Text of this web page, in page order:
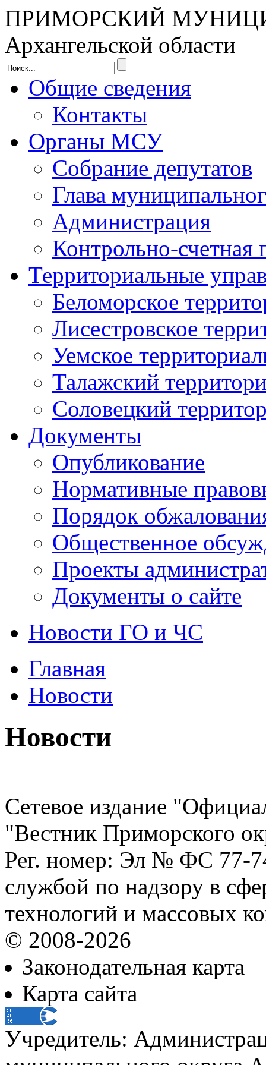
ПРИМОРСКИЙ
Архангельской области
Общие сведения
Контакты
Органы МСУ
Собрание депутатов
Глава
Администрация
Контрольно-счетная
Территориальные
Беломорское
Лисестровское
Уемское
Талажский
Соловецкий
Документы
Опубликование
Нормативные
Порядок
Общественное
Проекты
Документы о сайте
Новости ГО и ЧС
Главная
Новости
Новости
Сетевое издание
"Вестник Приморского
Рег. номер: Эл № ФС 77-
службой по надзору в
технологий и массовых
© 2008-2026
Законодательная карта
Карта сайта
Учредитель: